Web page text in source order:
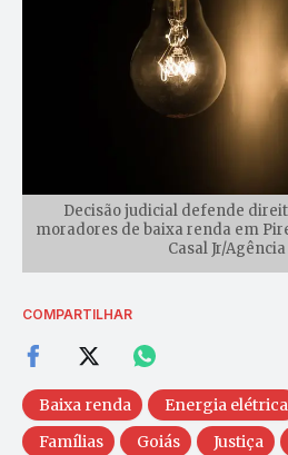
Decisão judicial defende
moradores de baixa renda em
Casal Jr/
COMPARTILHAR
Baixa renda Energia elétrica
Famílias
Goiás Justiça